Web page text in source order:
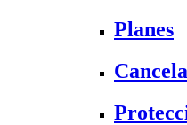
Planes